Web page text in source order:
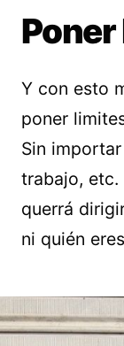
Y con esto
poner
Sin
trabajo, etc.
querrá
ni quién